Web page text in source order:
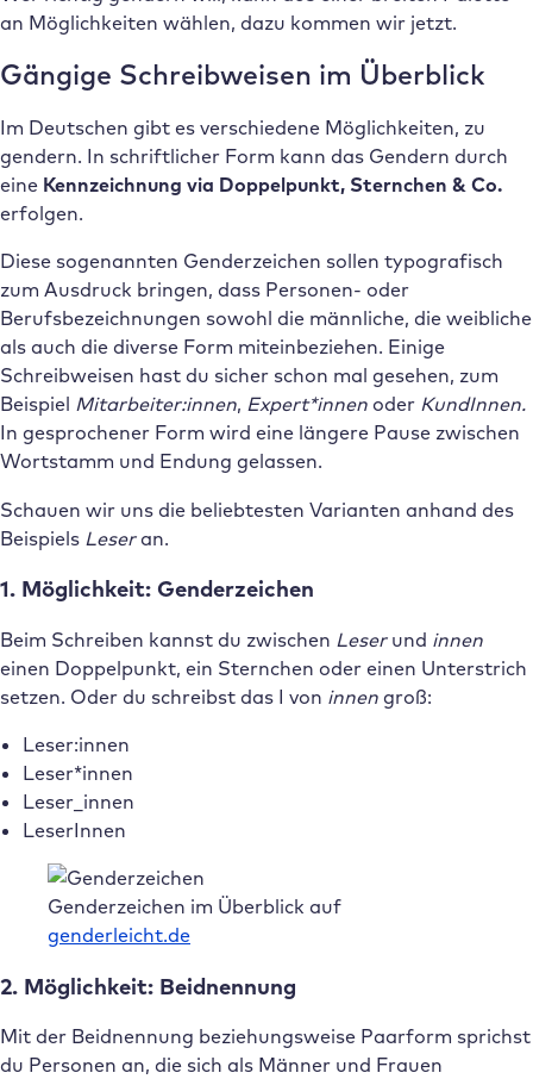
an Möglichkeiten wählen, dazu kommen wir jetzt.
Gängige Schreibweisen im Überblick
Im Deutschen gibt es verschiedene Möglichkeiten, zu
gendern. In schriftlicher Form kann das Gendern durch
eine Kennzeichnung via Doppelpunkt, Sternchen & Co.
erfolgen.
Diese sogenannten Genderzeichen sollen typografisch
zum Ausdruck bringen, dass Personen- oder
Berufsbezeichnungen sowohl die männliche, die weibliche
als auch die diverse Form miteinbeziehen. Einige
Schreibweisen hast du sicher schon mal gesehen, zum
Beispiel Mitarbeiter:innen, Expert*innen oder KundInnen.
In gesprochener Form wird eine längere Pause zwischen
Wortstamm und Endung gelassen.
Schauen wir uns die beliebtesten Varianten anhand des
Beispiels Leseran.
1. Möglichkeit: Genderzeichen
Beim Schreiben kannst du zwischen Leserund innen
einen Doppelpunkt, ein Sternchen oder einen Unterstrich
setzen. Oder du schreibst das I von innen groß:
Leser:innen
Leser*innen
Leser_innen
LeserInnen
Genderzeichen im Überblick auf
genderleicht.de
2. Möglichkeit: Beidnennung
Mit der Beidnennung beziehungsweise Paarform sprichst
du Personen an, die sich als Männer und Frauen